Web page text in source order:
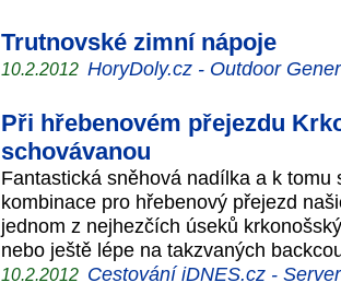
Trutnovské zimní nápoje
10.2.2012 HoryDoly.cz - Outdoor
Při hřebenovém přejezdu
schovávanou
Fantastická sněhová nadílka a k
kombinace pro hřebenový přejezd
jednom z nejhezčích úseků
nebo ještě lépe na takzvaných
10.2.2012 Cestování iDNES.cz -